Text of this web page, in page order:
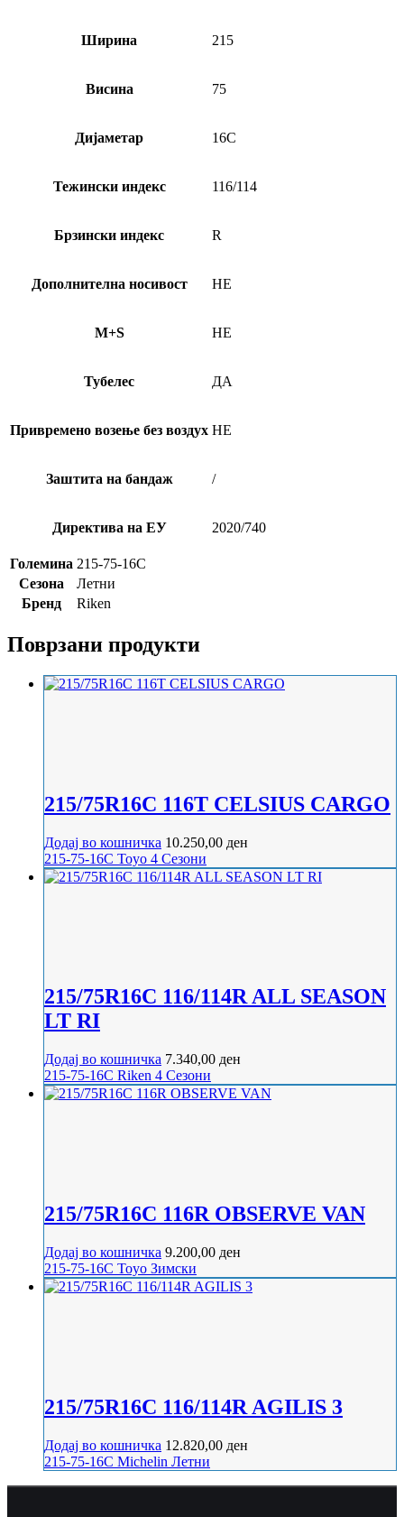
Ширина 215
Висина 75
Дијаметар 16C
Тежински индекс 116/114
Брзински индекс R
Дополнителна носивост НЕ
M+S НЕ
Тубелес ДА
Привремено возење без воздух НЕ
Заштита на бандаж /
Директива на ЕУ 2020/740
Големина 215-75-16C
Сезона
Летни
Бренд
Riken
Поврзани продукти
215/75R16C 116T CELSIUS CARGO
Додај во кошничка 10.250,00 ден
215-75-16C Toyo 4 Сезони
215/75R16C 116/114R ALL SEASON
LT RI
Додај во кошничка 7.340,00 ден
215-75-16C Riken 4 Сезони
215/75R16C 116R OBSERVE VAN
Додај во кошничка 9.200,00 ден
215-75-16C Toyo Зимски
215/75R16C 116/114R AGILIS 3
Додај во кошничка 12.820,00 ден
215-75-16C Michelin Летни